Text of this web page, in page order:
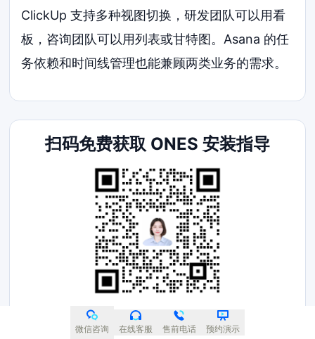
ClickUp 支持多种视图切换，研发团队可以用看
板，咨询团队可以用列表或甘特图。Asana 的任
务依赖和时间线管理也能兼顾两类业务的需求。
扫码免费获取 ONES 安装指导
400-188-1518
微信咨询 在线客服 售前电话 预约演示